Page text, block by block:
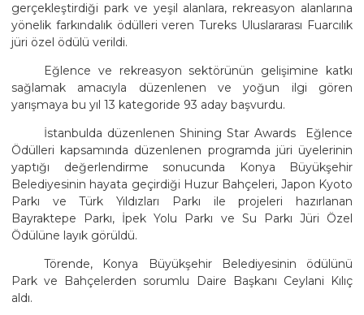
gerçekleştirdiği park ve yeşil alanlara, rekreasyon alanlarına
yönelik farkındalık ödülleri veren Tureks Uluslararası Fuarcılık
jüri özel ödülü verildi.
Eğlence ve rekreasyon sektörünün gelişimine katkı
sağlamak amacıyla düzenlenen ve yoğun ilgi gören
yarışmaya bu yıl 13 kategoride 93 aday başvurdu.
İstanbulda düzenlenen Shining Star Awards  Eğlence
Ödülleri kapsamında düzenlenen programda jüri üyelerinin
yaptığı değerlendirme sonucunda Konya Büyükşehir
Belediyesinin hayata geçirdiği Huzur Bahçeleri, Japon Kyoto
Parkı ve Türk Yıldızları Parkı ile projeleri hazırlanan
Bayraktepe Parkı, İpek Yolu Parkı ve Su Parkı Jüri Özel
Ödülüne layık görüldü.
Törende, Konya Büyükşehir Belediyesinin ödülünü
Park ve Bahçelerden sorumlu Daire Başkanı Ceylani Kılıç
aldı.